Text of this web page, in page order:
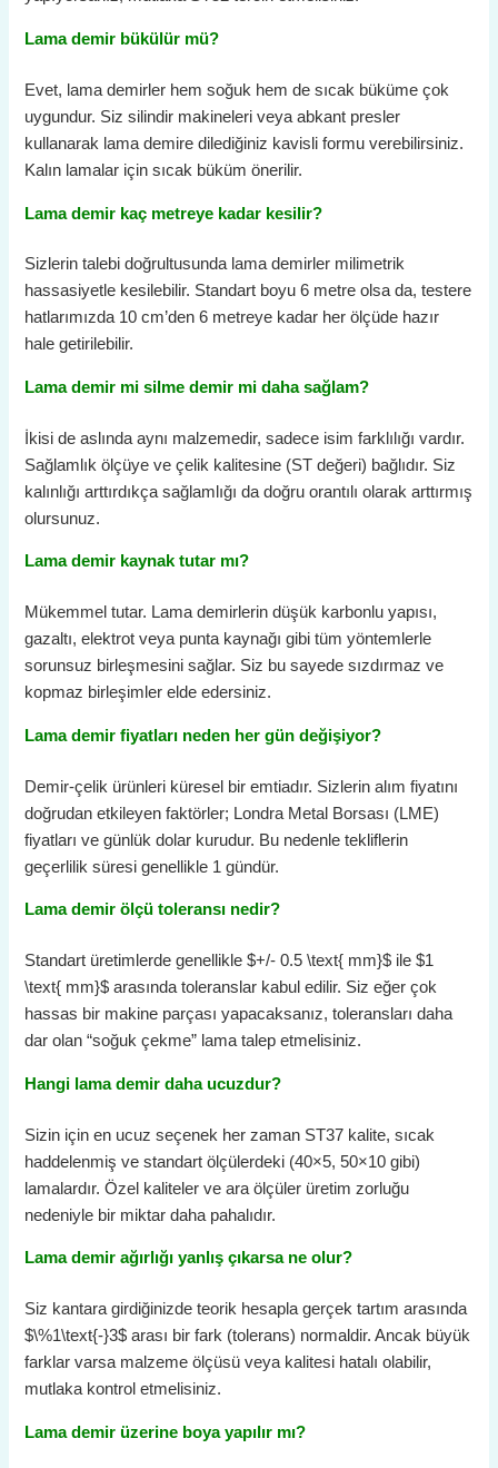
Lama demir bükülür mü?
Evet, lama demirler hem soğuk hem de sıcak büküme çok
uygundur. Siz silindir makineleri veya abkant presler
kullanarak lama demire dilediğiniz kavisli formu verebilirsiniz.
Kalın lamalar için sıcak büküm önerilir.
Lama demir kaç metreye kadar kesilir?
Sizlerin talebi doğrultusunda lama demirler milimetrik
hassasiyetle kesilebilir. Standart boyu 6 metre olsa da, testere
hatlarımızda 10 cm’den 6 metreye kadar her ölçüde hazır
hale getirilebilir.
Lama demir mi silme demir mi daha sağlam?
İkisi de aslında aynı malzemedir, sadece isim farklılığı vardır.
Sağlamlık ölçüye ve çelik kalitesine (ST değeri) bağlıdır. Siz
kalınlığı arttırdıkça sağlamlığı da doğru orantılı olarak arttırmış
olursunuz.
Lama demir kaynak tutar mı?
Mükemmel tutar. Lama demirlerin düşük karbonlu yapısı,
gazaltı, elektrot veya punta kaynağı gibi tüm yöntemlerle
sorunsuz birleşmesini sağlar. Siz bu sayede sızdırmaz ve
kopmaz birleşimler elde edersiniz.
Lama demir fiyatları neden her gün değişiyor?
Demir-çelik ürünleri küresel bir emtiadır. Sizlerin alım fiyatını
doğrudan etkileyen faktörler; Londra Metal Borsası (LME)
fiyatları ve günlük dolar kurudur. Bu nedenle tekliflerin
geçerlilik süresi genellikle 1 gündür.
Lama demir ölçü toleransı nedir?
Standart üretimlerde genellikle$+/- 0.5 \text{ mm}$ ile$1
\text{ mm}$ arasında toleranslar kabul edilir. Siz eğer çok
hassas bir makine parçası yapacaksanız, toleransları daha
dar olan “soğuk çekme” lama talep etmelisiniz.
Hangi lama demir daha ucuzdur?
Sizin için en ucuz seçenek her zaman ST37 kalite, sıcak
haddelenmiş ve standart ölçülerdeki (40×5, 50×10 gibi)
lamalardır. Özel kaliteler ve ara ölçüler üretim zorluğu
nedeniyle bir miktar daha pahalıdır.
Lama demir ağırlığı yanlış çıkarsa ne olur?
Siz kantara girdiğinizde teorik hesapla gerçek tartım arasında
$\%1\text{-}3$ arası bir fark (tolerans) normaldir. Ancak büyük
farklar varsa malzeme ölçüsü veya kalitesi hatalı olabilir,
mutlaka kontrol etmelisiniz.
Lama demir üzerine boya yapılır mı?